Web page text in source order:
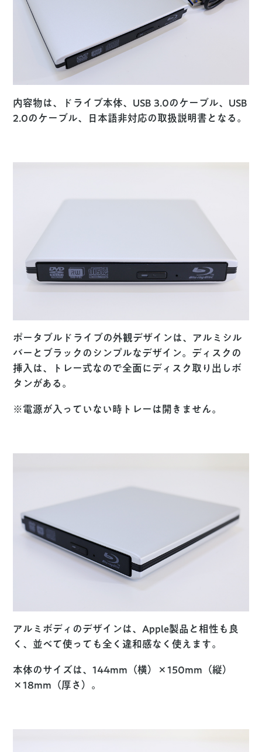
内容物は、ドライブ本体、USB 3.0のケーブル、USB
2.0のケーブル、日本語非対応の取扱説明書となる。
ポータブルドライブの外観デザインは、アルミシル
バーとブラックのシンプルなデザイン。ディスクの
挿入は、トレー式なので全面にディスク取り出しボ
タンがある。
※電源が入っていない時トレーは開きません。
アルミボディのデザインは、Apple製品と相性も良
く、並べて使っても全く違和感なく使えます。
本体のサイズは、144mm（横）×150mm（縦）
×18mm（厚さ）。